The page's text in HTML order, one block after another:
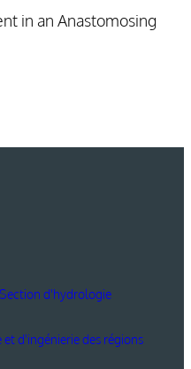
in an Anastomosing
d'hydrologie
et d'ingénierie des régions